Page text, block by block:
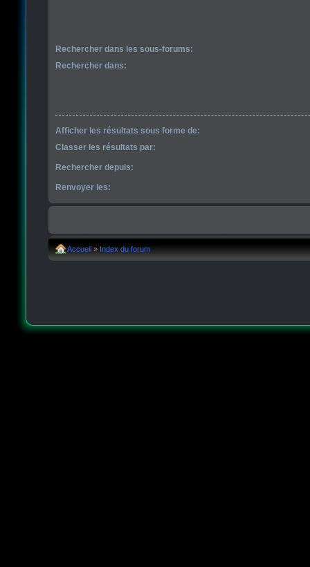
Rechercher dans les sous-forums:
Rechercher dans:
Afficher les résultats sous forme de:
Classer les résultats par:
Rechercher depuis:
Renvoyer les:
Accueil » Index du forum